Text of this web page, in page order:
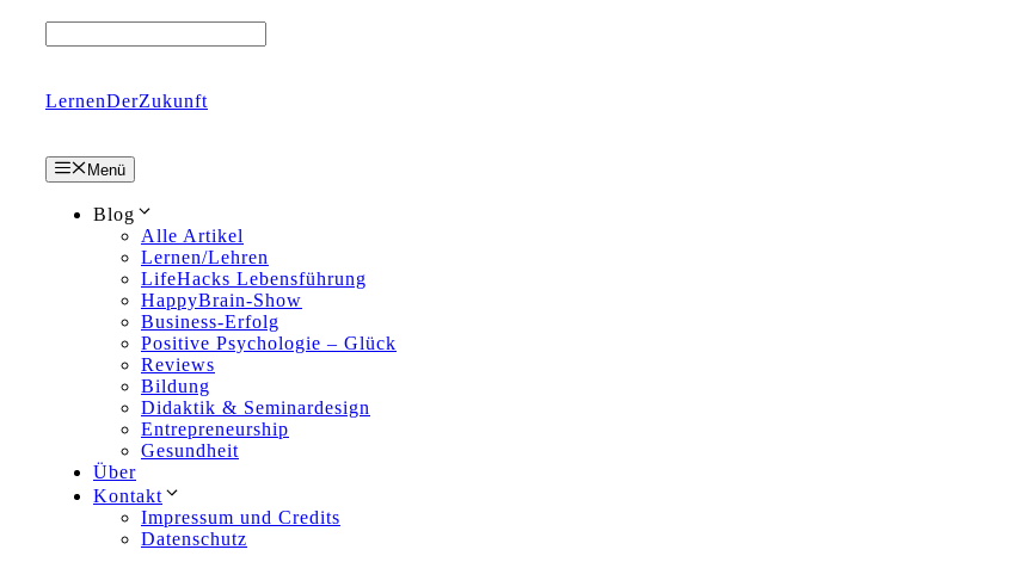
LernenDerZukunft
Menü
Blog
Alle Artikel
Lernen/Lehren
LifeHacks Lebensführung
HappyBrain-Show
Business-Erfolg
Positive Psychologie – Glück
Reviews
Bildung
Didaktik & Seminardesign
Entrepreneurship
Gesundheit
Über
Kontakt
Impressum und Credits
Datenschutz